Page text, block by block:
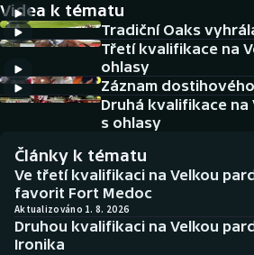
Cyklistika
DALŠÍ SPORTY
Americký fotbal
Baseball a softbal
Basketbal
Biatlon
NEPŘEHLÉDNĚTE
Soutěže
Historické návraty
Aplikace ČT sport
Videa k tématu
Tradiční Oaks
Třetí kvalifikace na
ohlasy
Záznam
Druhá kvalifikace na
s ohlasy
Články k tématu
Ve třetí kvalifikaci na Velkou
favorit Fort Medoc
Aktualizováno 1. 8. 2026
Druhou kvalifikaci na Velkou
Ironika